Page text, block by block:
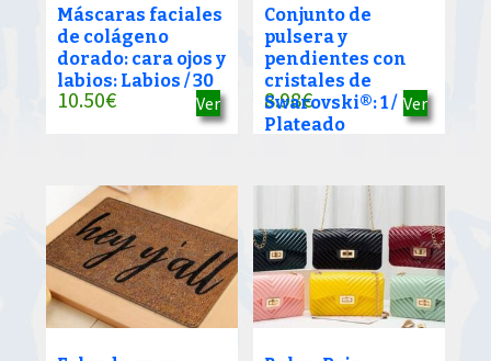
Máscaras faciales
de colágeno
dorado: cara ojos y
labios: Labios / 30
10.50€ Ver
Conjunto de
pulsera y
pendientes con
cristales de
Swarovski®: 1 /
Plateado
8.98€ Ver